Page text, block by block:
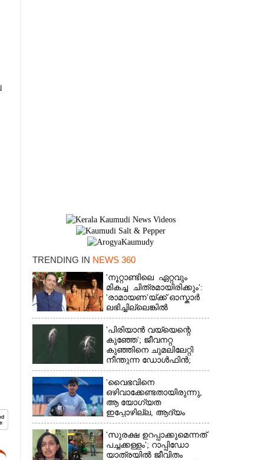
TRENDING IN NEWS 360
'നൂറ്റാണ്ടിലെ ഏറ്റവും
മികച്ച ചിത്രമായിരിക്കും':
'രാമായണ'യ്ക്ക് ഓസ്കാ‌ർ
ലഭിച്ചില്ലെങ്കിൽ
നിരാശനാകുമെന്ന്
ദേവേന്ദ്ര ഫഡ്നാവിസ്
'പിരിയാൻ വയ്യെന്റെ
കുഞ്ഞേ'; ജീവനറ്റ
കുഞ്ഞിനെ ചുമലിലേറ്റി
നീന്തുന്ന ഡോൾഫിൻ;
കടലിലെ വൈകാരിക
നിമിഷങ്ങൾ
'വൈഭവിനെ
ഒഴിവാക്കേണ്ടതായിരുന്നു,​
ആ യോഗ്യത
ഇപ്പോഴില്ല, ആദ്യം
എല്ലാം പഠിക്കട്ടെ';
നിർദേശവുമായി മുൻ
ക്രിക്കറ്റ് താരം
'സുരക്ഷ ഉറപ്പാക്കുമെന്നത്
പച്ചക്കള്ളം'; റാപ്പിഡോ
യാത്രയിൽ ജീവിതം
×